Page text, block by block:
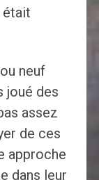
était
neuf
joué des
assez
de ces
approche
dans leur